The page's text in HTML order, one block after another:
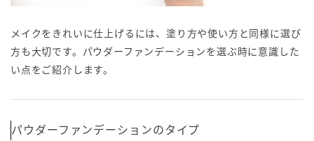
メイクをきれいに仕上げるには、塗り方や使い方と同様に選び
方も大切です。パウダーファンデーションを選ぶ時に意識した
い点をご紹介します。
パウダーファンデーションのタイプ